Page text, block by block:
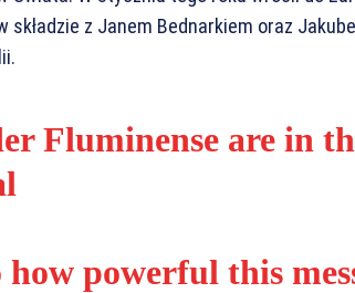
składzie z Janem Bednarkiem oraz
Fluminense are in
powerful this